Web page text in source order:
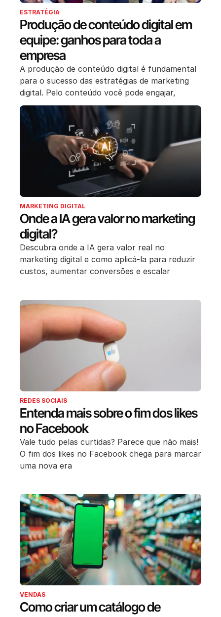
ESTRATÉGIA
Produção de conteúdo digital em
equipe: ganhos para toda a
empresa
A produção de conteúdo digital é fundamental
para o sucesso das estratégias de marketing
digital. Pelo conteúdo você pode engajar,
MARKETING DIGITAL
Onde a IA gera valor no marketing
digital?
Descubra onde a IA gera valor real no
marketing digital e como aplicá-la para reduzir
custos, aumentar conversões e escalar
REDES SOCIAIS
Entenda mais sobre o fim dos likes
no Facebook
Vale tudo pelas curtidas? Parece que não mais!
O fim dos likes no Facebook chega para marcar
uma nova era
VENDAS
Como criar um catálogo de